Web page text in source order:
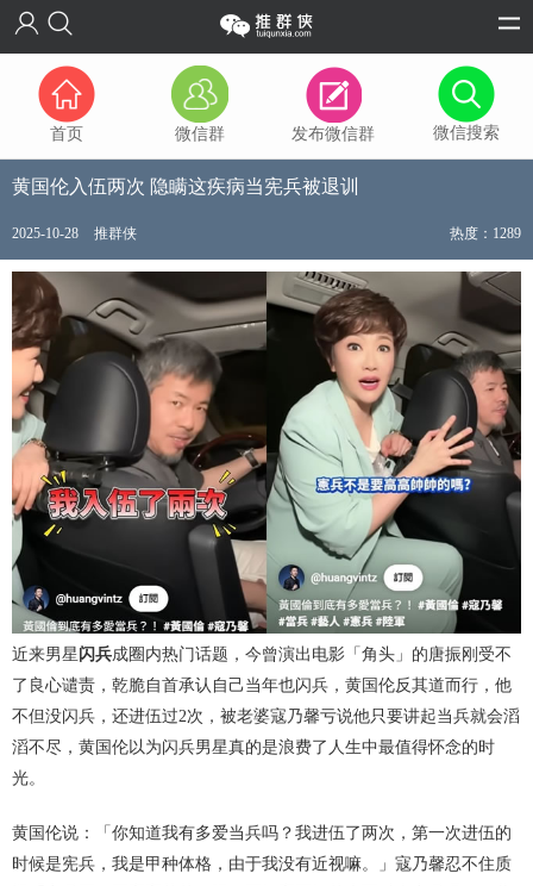
首页 微信群 发布微信群 微信搜索
黄国伦入伍两次 隐瞒这疾病当宪兵被退训
2025-10-28 推群侠 热度：1289
近来男星 闪兵成圈内热门话题，今曾演出电影「角头」的唐振刚受不
了良心谴责，乾脆自首承认自己当年也闪兵，黄国伦反其道而行，他
不但没闪兵，还进伍过2次，被老婆寇乃馨亏说他只要讲起当兵就会滔
滔不尽，黄国伦以为闪兵男星真的是浪费了人生中最值得怀念的时
光。
黄国伦说：「你知道我有多爱当兵吗？我进伍了两次，第一次进伍的
时候是宪兵，我是甲种体格，由于我没有近视嘛。」寇乃馨忍不住质